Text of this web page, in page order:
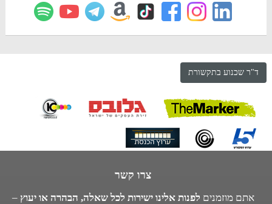
ד"ר שכנוע בתקשורת
צרו קשר
אתם מוזמנים לפנות אלינו ישירות לכל שאלה, הבהרה או יעוץ –